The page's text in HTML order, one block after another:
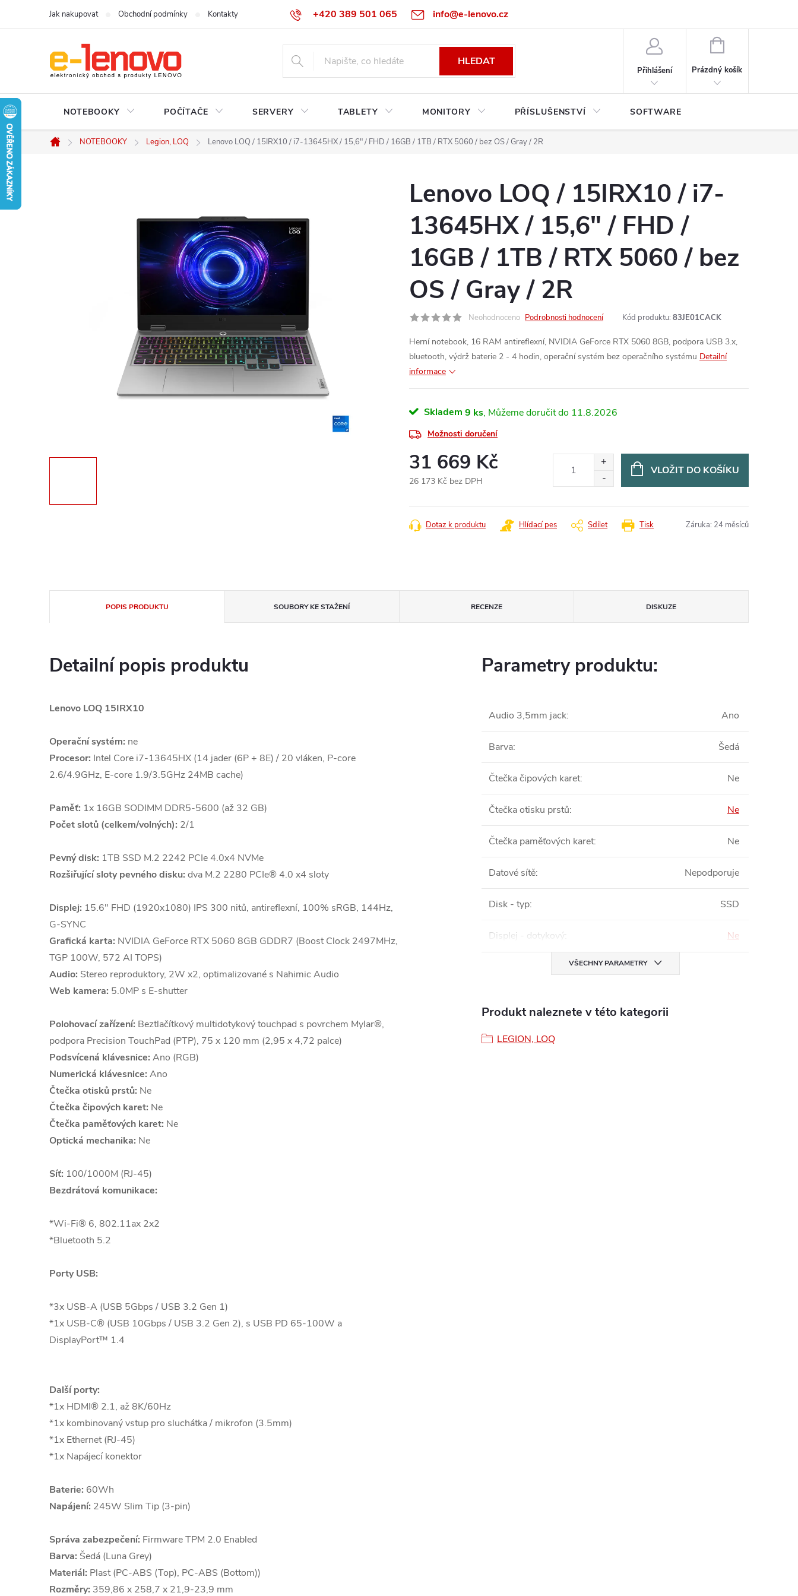
+420 389 501 065 info@e-lenovo.cz
Jak nakupovat Obchodní podmínky Kontakty
HLEDAT
Přihlášení
NÁKUPNÍ
Prázdný košík
NOTEBOOKY POČÍTAČE SERVERY TABLETY MONITORY PŘÍSLUŠENSTVÍ SOFTWARE
Domů
NOTEBOOKY Legion, LOQ Lenovo LOQ / 15IRX10 / i7-13645HX / 15,6" / FHD / 16GB / 1TB / RTX 5060 / bez OS / Gray / 2R
Lenovo LOQ / 15IRX10 / i7-
13645HX / 15,6" / FHD /
16GB / 1TB / RTX 5060 / bez
OS / Gray / 2R
Neohodnoceno Podrobnosti hodnocení Kód produktu: 83JE01CACK
Herní notebook, 16 RAM antireflexní, NVIDIA GeForce RTX 5060 8GB, podpora USB 3.x,
bluetooth, výdrž baterie 2 - 4 hodin, operační systém bez operačního systému Detailní
informace
Skladem 9 ks 11.8.2026
Možnosti doručení
31 669 Kč
26 173 Kč bez DPH
cena:
VLOŽIT DO KOŠÍKU
Tisk
Dotaz k produktu Hlídací pes Sdílet Záruka: 24 měsíců
POPIS PRODUKTU SOUBORY KE STAŽENÍ RECENZE DISKUZE
Detailní popis produktu
Lenovo LOQ 15IRX10
Operační systém: ne
Procesor: Intel Core i7-13645HX (14 jader (6P + 8E) / 20 vláken, P-core
2.6/4.9GHz, E-core 1.9/3.5GHz 24MB cache)
Paměť: 1x 16GB SODIMM DDR5-5600 (až 32 GB)
Počet slotů (celkem/volných): 2/1
Pevný disk: 1TB SSD M.2 2242 PCIe 4.0x4 NVMe
Rozšiřující sloty pevného disku: dva M.2 2280 PCIe® 4.0 x4 sloty
Displej: 15.6" FHD (1920x1080) IPS 300 nitů, antireflexní, 100% sRGB, 144Hz,
G-SYNC
Grafická karta: NVIDIA GeForce RTX 5060 8GB GDDR7 (Boost Clock 2497MHz,
TGP 100W, 572 AI TOPS)
Audio: Stereo reproduktory, 2W x2, optimalizované s Nahimic Audio
Web kamera: 5.0MP s E-shutter
Polohovací zařízení: Beztlačítkový multidotykový touchpad s povrchem Mylar®,
podpora Precision TouchPad (PTP), 75 x 120 mm (2,95 x 4,72 palce)
Podsvícená klávesnice: Ano (RGB)
Numerická klávesnice: Ano
Čtečka otisků prstů: Ne
Čtečka čipových karet: Ne
Čtečka paměťových karet: Ne
Optická mechanika: Ne
Síť: 100/1000M (RJ-45)
Bezdrátová komunikace:
*Wi-Fi® 6, 802.11ax 2x2
*Bluetooth 5.2
Porty USB:
*3x USB-A (USB 5Gbps / USB 3.2 Gen 1)
*1x USB-C® (USB 10Gbps / USB 3.2 Gen 2), s USB PD 65-100W a
DisplayPort™ 1.4
Další porty:
*1x HDMI® 2.1, až 8K/60Hz
*1x kombinovaný vstup pro sluchátka / mikrofon (3.5mm)
*1x Ethernet (RJ-45)
*1x Napájecí konektor
Baterie: 60Wh
Napájení: 245W Slim Tip (3-pin)
Správa zabezpečení: Firmware TPM 2.0 Enabled
Barva: Šedá (Luna Grey)
Materiál: Plast (PC-ABS (Top), PC-ABS (Bottom))
Rozměry: 359,86 x 258,7 x 21,9-23,9 mm
Parametry produktu:
Audio 3,5mm jack: Ano
Barva: Šedá
Čtečka čipových karet: Ne
Čtečka otisku prstů: Ne
Čtečka paměťových karet: Ne
Datové sítě: Nepodporuje
Disk - typ: SSD
Displej - dotykový: Ne
VŠECHNY PARAMETRY
Produkt naleznete v této kategorii
LEGION, LOQ